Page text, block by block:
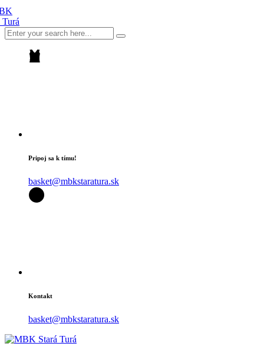
Pripoj sa k tímu!
basket@mbkstaratura.sk
Kontakt
basket@mbkstaratura.sk